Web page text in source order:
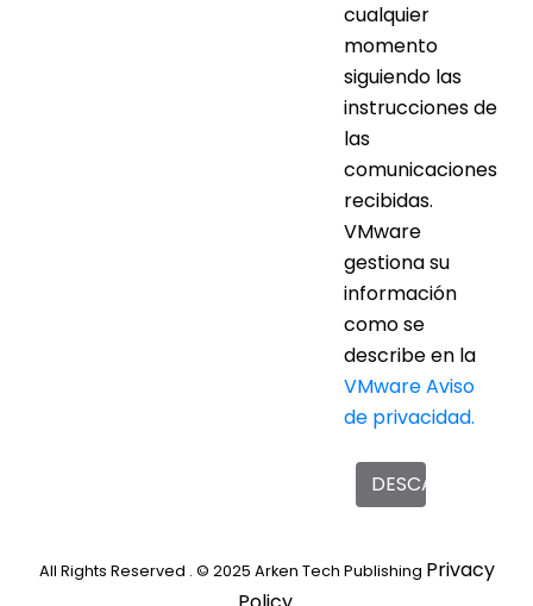
cualquier
momento
siguiendo las
instrucciones de
las
comunicaciones
recibidas.
VMware
gestiona su
información
como se
describe en la
VMware Aviso
de privacidad.
DESCARGAR
All Rights Reserved . © 2025 Arken Tech Publishing Privacy